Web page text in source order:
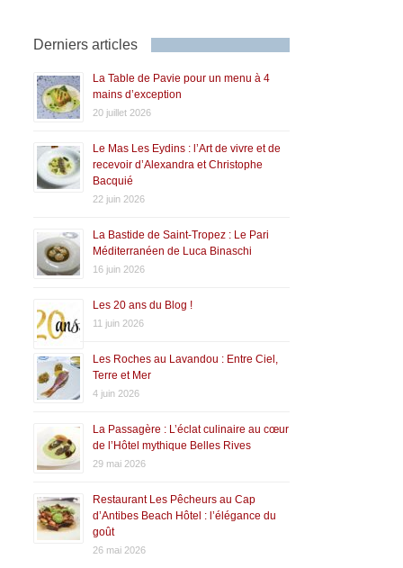
Derniers articles
La Table de Pavie pour un menu à 4
mains d’exception
20 juillet 2026
Le Mas Les Eydins : l’Art de vivre et de
recevoir d’Alexandra et Christophe
Bacquié
22 juin 2026
La Bastide de Saint-Tropez : Le Pari
Méditerranéen de Luca Binaschi
16 juin 2026
Les 20 ans du Blog !
11 juin 2026
Les Roches au Lavandou : Entre Ciel,
Terre et Mer
4 juin 2026
La Passagère : L’éclat culinaire au cœur
de l’Hôtel mythique Belles Rives
29 mai 2026
Restaurant Les Pêcheurs au Cap
d’Antibes Beach Hôtel : l’élégance du
goût
26 mai 2026